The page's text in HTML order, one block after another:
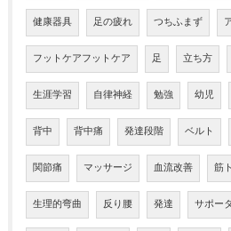
健康器具 足の疲れ つちふまず
フットケアフットケア 足 立ち方
生涯学習 自律神経 勉強 幼児
背中 背中痛 発達段階 ベルト
関節痛 マッサージ 血流改善 筋
生理的弯曲 反り腰 発達 サポー